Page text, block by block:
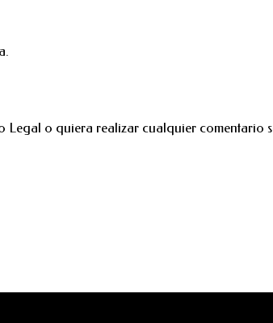
Legal o quiera realizar cualquier